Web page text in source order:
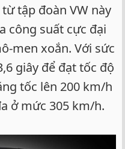
tập đoàn VW này
công suất cực đại
men xoắn. Với sức
giây để đạt tốc độ
tốc lên 200 km/h
ở mức 305 km/h.